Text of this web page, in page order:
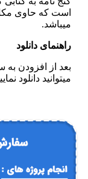
است که حاوی
میباشد.
راهنمای دانلود
بعد از افزودن به
میتوانید دانلود